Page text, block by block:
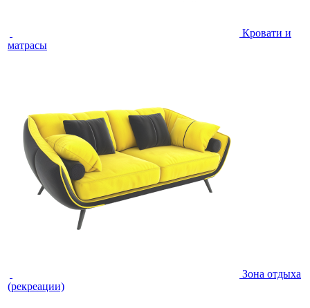
Кровати и
матрасы
Зона отдыха
(рекреации)